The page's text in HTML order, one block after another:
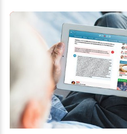
leti študija, ...